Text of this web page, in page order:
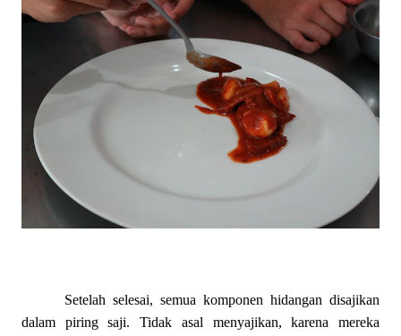
Setelah selesai, semua komponen hidangan disajikan
dalam piring saji. Tidak asal menyajikan, karena mereka